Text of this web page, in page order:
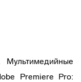
Premiere Pro: